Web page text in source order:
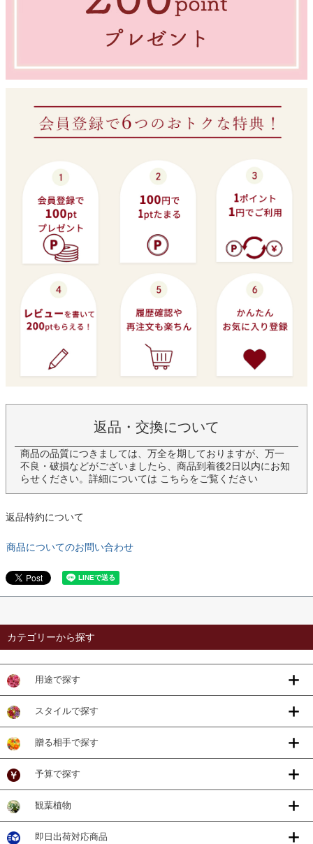
返品・交換について
商品の品質につきましては、万全を期しておりますが、万一
不良・破損などがございましたら、商品到着後2日以内にお知
らせください。詳細については こちらをご覧ください
返品特約について
商品についてのお問い合わせ
カテゴリーから探す
用途で探す
スタイルで探す
贈る相手で探す
予算で探す
観葉植物
即日出荷対応商品